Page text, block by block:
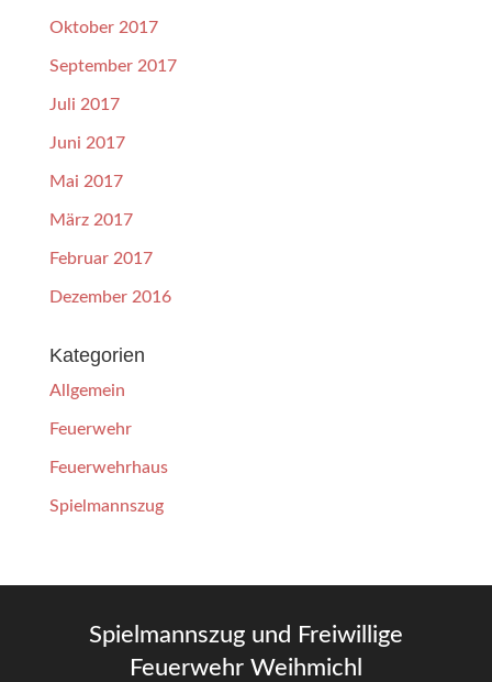
Oktober 2017
September 2017
Juli 2017
Juni 2017
Mai 2017
März 2017
Februar 2017
Dezember 2016
Kategorien
Allgemein
Feuerwehr
Feuerwehrhaus
Spielmannszug
Spielmannszug und Freiwillige
Feuerwehr Weihmichl